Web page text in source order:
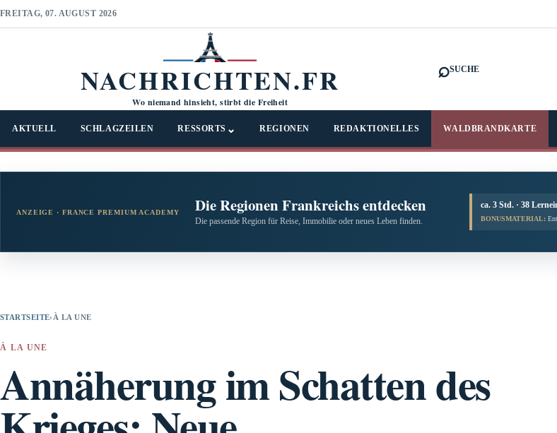
FREITAG, 07. AUGUST 2026
NACHRICHTEN.FR
Wo niemand hinsieht, stirbt die Freiheit
⌕SUCHE
AKTUELL SCHLAGZEILEN RESSORTS ⌄ REGIONEN REDAKTIONELLES WALDBRANDKARTE
ANZEIGE · FRANCE PREMIUM ACADEMY Die Regionen Frankreichs entdecken
Die passende Region für Reise, Immobilie oder neues Leben finden.
ca. 3 Std. · 38
BONUSMATERIAL:
STARTSEITE› À LA UNE
À LA UNE
Annäherung im Schatten des